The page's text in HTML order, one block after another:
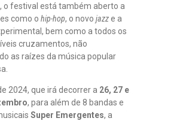
o festival está também aberto a
como o hip-hop, o novo jazze a
bem como a todos os
cruzamentos, não
as raízes da música popular
2024, que irá decorrer a 26, 27 e
, para além de 8 bandas e
Super Emergentes, a